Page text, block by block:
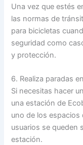
Una vez que estés
las normas de
para bicicletas
seguridad como
y protección.
6. Realiza paradas
Si necesitas hacer
una estación de
uno de los
usuarios se queden
estación.